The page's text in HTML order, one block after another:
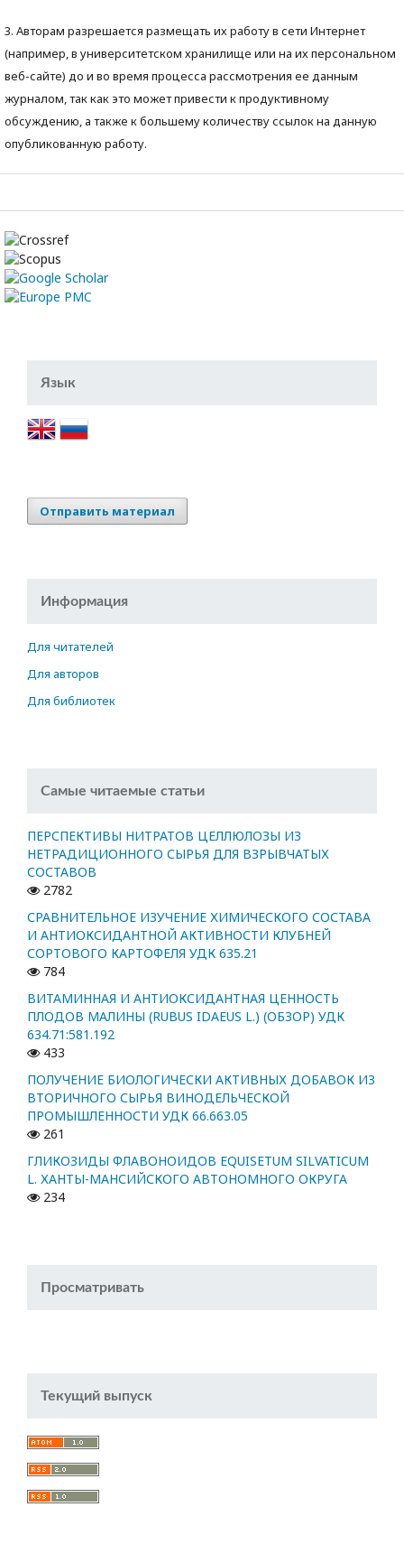
3. Авторам разрешается размещать их работу в сети Интернет
(например, в университетском хранилище или на их персональном
веб-сайте) до и во время процесса рассмотрения ее данным
журналом, так как это может привести к продуктивному
обсуждению, а также к большему количеству ссылок на данную
опубликованную работу.
Язык
Отправить материал
Информация
Для читателей
Для авторов
Для библиотек
Самые читаемые статьи
ПЕРСПЕКТИВЫ НИТРАТОВ ЦЕЛЛЮЛОЗЫ ИЗ
НЕТРАДИЦИОННОГО СЫРЬЯ ДЛЯ ВЗРЫВЧАТЫХ
СОСТАВОВ
2782
СРАВНИТЕЛЬНОЕ ИЗУЧЕНИЕ ХИМИЧЕСКОГО СОСТАВА
И АНТИОКСИДАНТНОЙ АКТИВНОСТИ КЛУБНЕЙ
СОРТОВОГО КАРТОФЕЛЯ УДК 635.21
784
ВИТАМИННАЯ И АНТИОКСИДАНТНАЯ ЦЕННОСТЬ
ПЛОДОВ МАЛИНЫ (RUBUS IDAEUS L.) (ОБЗОР) УДК
634.71:581.192
433
ПОЛУЧЕНИЕ БИОЛОГИЧЕСКИ АКТИВНЫХ ДОБАВОК ИЗ
ВТОРИЧНОГО СЫРЬЯ ВИНОДЕЛЬЧЕСКОЙ
ПРОМЫШЛЕННОСТИ УДК 66.663.05
261
ГЛИКОЗИДЫ ФЛАВОНОИДОВ EQUISETUM SILVATICUM
L. ХАНТЫ-МАНСИЙСКОГО АВТОНОМНОГО ОКРУГА
234
Просматривать
Текущий выпуск